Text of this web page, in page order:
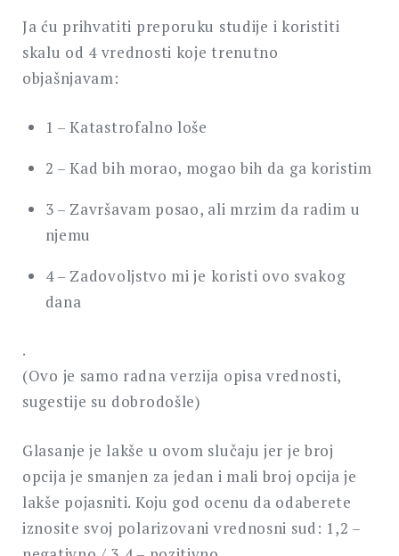
Ja ću prihvatiti preporuku studije i koristiti
skalu od 4 vrednosti koje trenutno
objašnjavam:
1 – Katastrofalno loše
2 – Kad bih morao, mogao bih da ga koristim
3 – Završavam posao, ali mrzim da radim u
njemu
4 – Zadovoljstvo mi je koristi ovo svakog
dana
.
(Ovo je samo radna verzija opisa vrednosti,
sugestije su dobrodošle)
Glasanje je lakše u ovom slučaju jer je broj
opcija je smanjen za jedan i mali broj opcija je
lakše pojasniti. Koju god ocenu da odaberete
iznosite svoj polarizovani vrednosni sud: 1,2 –